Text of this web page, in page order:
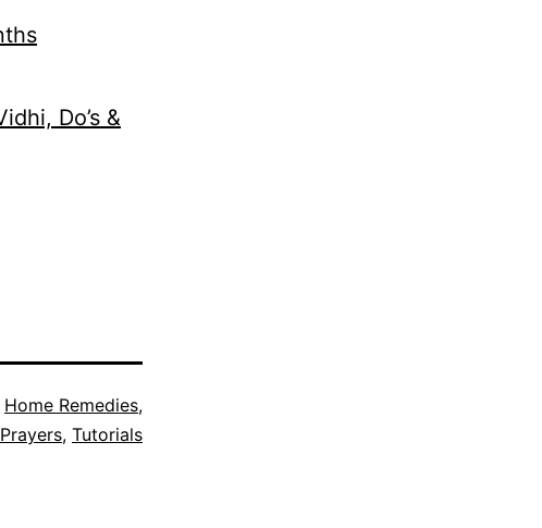
Do’s &
Home Remedies,
, Tutorials